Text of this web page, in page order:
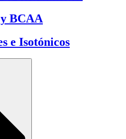
BCAA
e Isotónicos